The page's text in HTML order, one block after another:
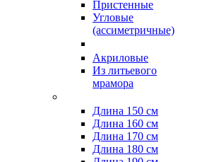
Пристенные
Угловые
(ассиметричные)
Акриловые
Из литьевого
мрамора
Длина 150 см
Длина 160 см
Длина 170 см
Длина 180 см